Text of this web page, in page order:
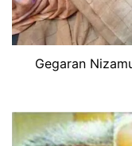
Gegaran